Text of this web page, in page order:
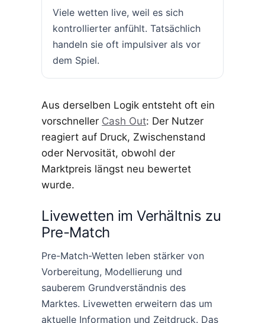
Viele wetten live, weil es sich
kontrollierter anfühlt. Tatsächlich
handeln sie oft impulsiver als vor
dem Spiel.
Aus derselben Logik entsteht oft ein
vorschneller Cash Out: Der Nutzer
reagiert auf Druck, Zwischenstand
oder Nervosität, obwohl der
Marktpreis längst neu bewertet
wurde.
Livewetten im Verhältnis zu
Pre-Match
Pre-Match-Wetten leben stärker von
Vorbereitung, Modellierung und
sauberem Grundverständnis des
Marktes. Livewetten erweitern das um
aktuelle Information und Zeitdruck. Das